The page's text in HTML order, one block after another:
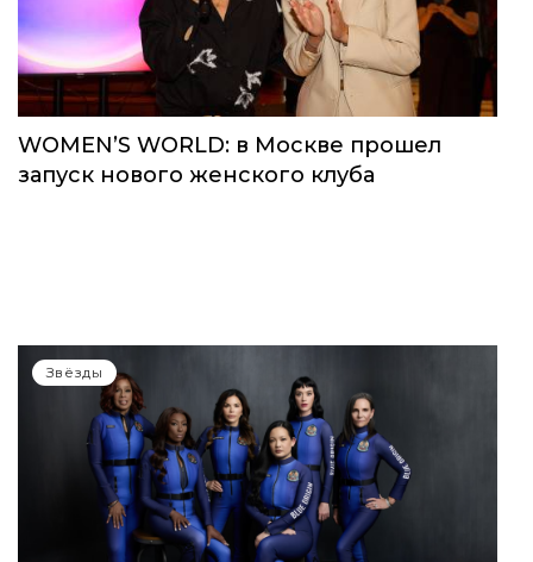
WOMEN’S WORLD: в Москве прошел
запуск нового женского клуба
Звёзды